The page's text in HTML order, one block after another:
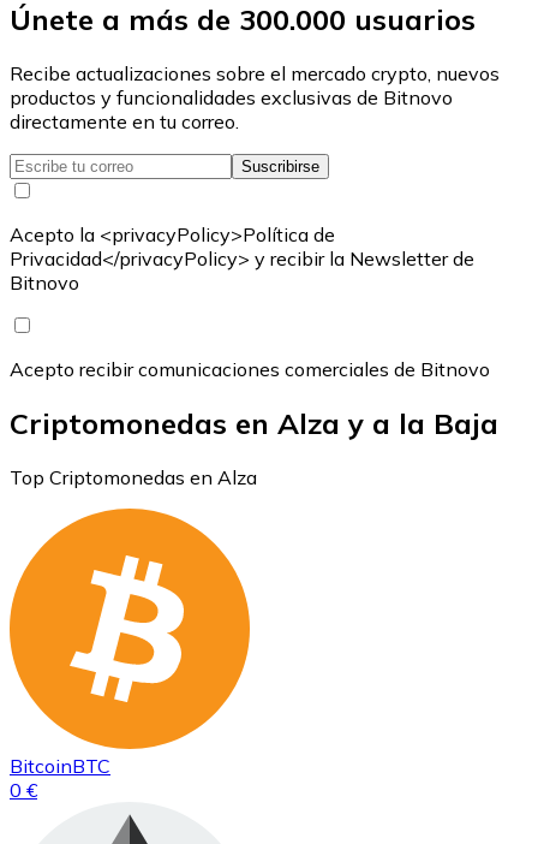
Únete a más de 300.000 usuarios
Recibe actualizaciones sobre el mercado crypto, nuevos
productos y funcionalidades exclusivas de Bitnovo
directamente en tu correo.
Suscribirse
Acepto la <privacyPolicy>Política de
Privacidad</privacyPolicy> y recibir la Newsletter de
Bitnovo
Acepto recibir comunicaciones comerciales de Bitnovo
Criptomonedas en Alza y a la Baja
Top Criptomonedas en Alza
BitcoinBTC
0 €